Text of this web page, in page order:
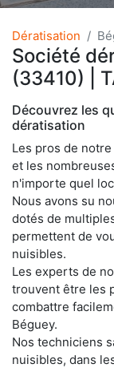
Dératisation
Société
(33410) |
Découvrez les
dératisation
Les pros de
et les
n'importe quel
Nous avons su
dotés de
permettent de
nuisibles.
Les experts de
trouvent être les
combattre
Béguey.
Nos techniciens
nuisibles, dans